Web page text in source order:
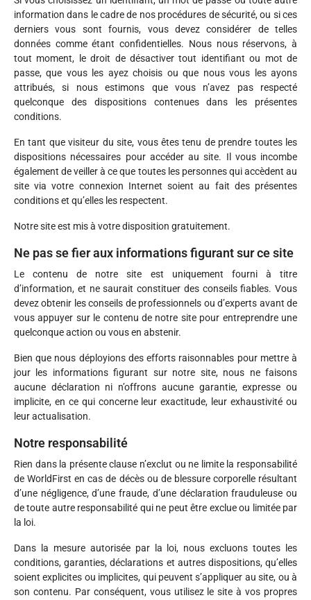
information dans le cadre de nos procédures de sécurité, ou si ces
derniers vous sont fournis, vous devez considérer de telles
données comme étant confidentielles. Nous nous réservons, à
tout moment, le droit de désactiver tout identifiant ou mot de
passe, que vous les ayez choisis ou que nous vous les ayons
attribués, si nous estimons que vous n’avez pas respecté
quelconque des dispositions contenues dans les présentes
conditions.
En tant que visiteur du site, vous êtes tenu de prendre toutes les
dispositions nécessaires pour accéder au site. Il vous incombe
également de veiller à ce que toutes les personnes qui accèdent au
site via votre connexion Internet soient au fait des présentes
conditions et qu’elles les respectent.
Notre site est mis à votre disposition gratuitement.
Ne pas se fier aux informations figurant sur ce site
Le contenu de notre site est uniquement fourni à titre
d’information, et ne saurait constituer des conseils fiables. Vous
devez obtenir les conseils de professionnels ou d’experts avant de
vous appuyer sur le contenu de notre site pour entreprendre une
quelconque action ou vous en abstenir.
Bien que nous déployions des efforts raisonnables pour mettre à
jour les informations figurant sur notre site, nous ne faisons
aucune déclaration ni n’offrons aucune garantie, expresse ou
implicite, en ce qui concerne leur exactitude, leur exhaustivité ou
leur actualisation.
Notre responsabilité
Rien dans la présente clause n’exclut ou ne limite la responsabilité
de WorldFirst en cas de décès ou de blessure corporelle résultant
d’une négligence, d’une fraude, d’une déclaration frauduleuse ou
de toute autre responsabilité qui ne peut être exclue ou limitée par
la loi.
Dans la mesure autorisée par la loi, nous excluons toutes les
conditions, garanties, déclarations et autres dispositions, qu’elles
soient explicites ou implicites, qui peuvent s’appliquer au site, ou à
son contenu. Par conséquent, vous utilisez le site à vos propres